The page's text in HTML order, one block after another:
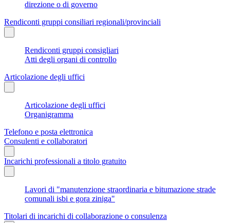
direzione o di governo
Rendiconti gruppi consiliari regionali/provinciali
Rendiconti gruppi consigliari
Atti degli organi di controllo
Articolazione degli uffici
Articolazione degli uffici
Organigramma
Telefono e posta elettronica
Consulenti e collaboratori
Incarichi professionali a titolo gratuito
Lavori di "manutenzione straordinaria e bitumazione strade
comunali isbi e gora ziniga"
Titolari di incarichi di collaborazione o consulenza